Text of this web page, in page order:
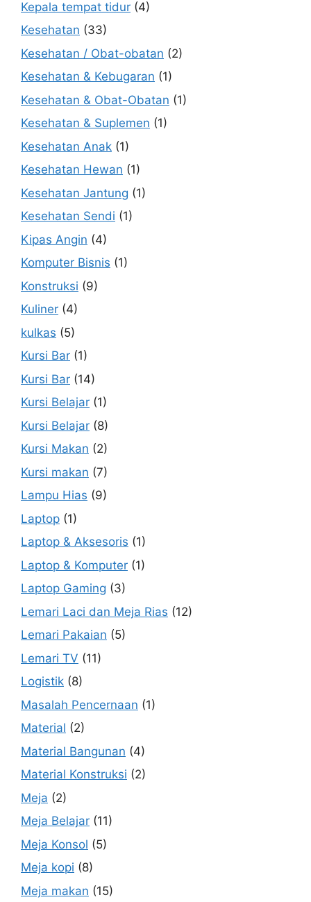
Kepala tempat tidur (4)
Kesehatan (33)
Kesehatan / Obat-obatan (2)
Kesehatan & Kebugaran (1)
Kesehatan & Obat-Obatan (1)
Kesehatan & Suplemen (1)
Kesehatan Anak (1)
Kesehatan Hewan (1)
Kesehatan Jantung (1)
Kesehatan Sendi (1)
Kipas Angin (4)
Komputer Bisnis (1)
Konstruksi (9)
Kuliner (4)
kulkas (5)
Kursi Bar (1)
Kursi Bar (14)
Kursi Belajar (1)
Kursi Belajar (8)
Kursi Makan (2)
Kursi makan (7)
Lampu Hias (9)
Laptop (1)
Laptop & Aksesoris (1)
Laptop & Komputer (1)
Laptop Gaming (3)
Lemari Laci dan Meja Rias (12)
Lemari Pakaian (5)
Lemari TV (11)
Logistik (8)
Masalah Pencernaan (1)
Material (2)
Material Bangunan (4)
Material Konstruksi (2)
Meja (2)
Meja Belajar (11)
Meja Konsol (5)
Meja kopi (8)
Meja makan (15)